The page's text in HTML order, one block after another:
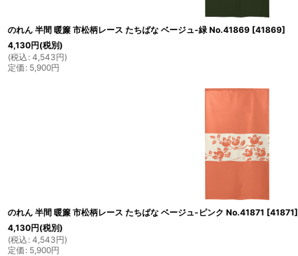
のれん 半間 暖簾 市松柄レース たちばな ベージュ-緑 No.41869 [41869]
4,130円(税別)
(税込 : 4,543円)
定価 : 5,900円
のれん 半間 暖簾 市松柄レース たちばな ベージュ-ピンク No.41871 [41871]
4,130円(税別)
(税込 : 4,543円)
定価 : 5,900円